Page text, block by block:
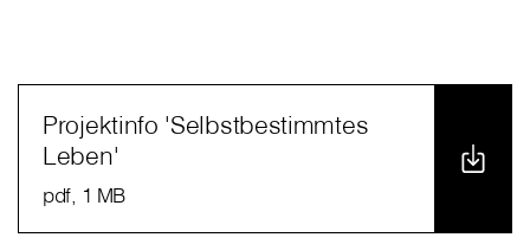
Projektinfo 'Selbstbestimmtes
Leben'
pdf, 1 MB